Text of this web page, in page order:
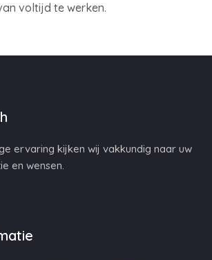
voltijd te werken.
ervaring kijken wij vakkundig naar uw
en wensen.